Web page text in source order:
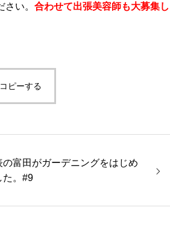
い。 合わせて出張美容師も大募集し
ピーする
の富田がガーデニングをはじめ
た。#9